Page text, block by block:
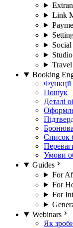
Link
Social
Studio
Booking
Функції
Пошук
Деталі
Список
Умови
Guides
For
For
For
Webinars
Як